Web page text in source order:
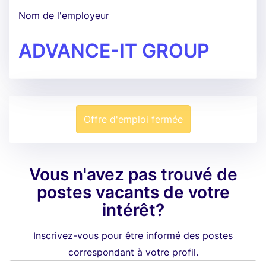
Nom de l'employeur
ADVANCE-IT GROUP
Offre d'emploi fermée
Vous n'avez pas trouvé de
postes vacants de votre
intérêt?
Inscrivez-vous pour être informé des postes
correspondant à votre profil.